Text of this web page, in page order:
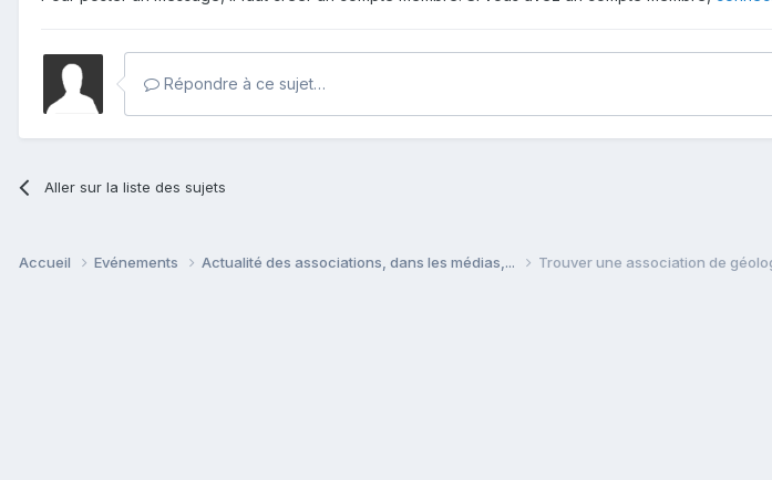
Répondre à ce sujet…
Aller sur la liste des sujets
Accueil Evénements Actualité des associations, dans les médias,... Trouver une association de